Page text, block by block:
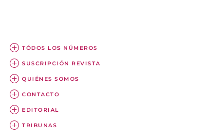
TÓDOS LOS NÚMEROS
SUSCRIPCIÓN REVISTA
QUIÉNES SOMOS
CONTACTO
EDITORIAL
TRIBUNAS